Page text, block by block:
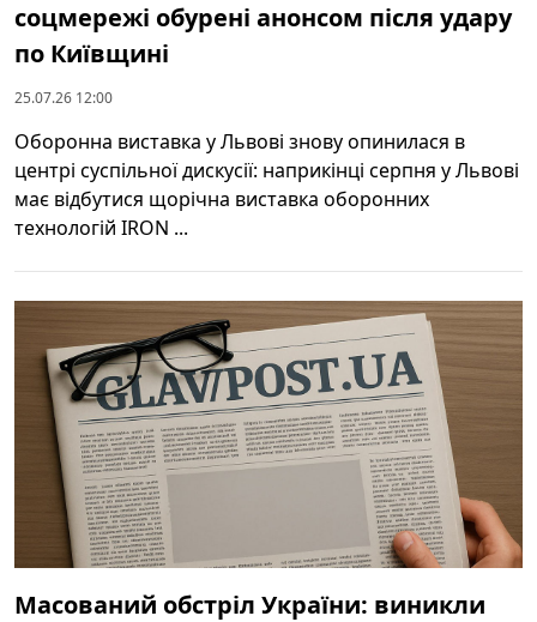
соцмережі обурені анонсом після удару
по Київщині
25.07.26 12:00
Оборонна виставка у Львові знову опинилася в
центрі суспільної дискусії: наприкінці серпня у Львові
має відбутися щорічна виставка оборонних
технологій IRON ...
Масований обстріл України: виникли